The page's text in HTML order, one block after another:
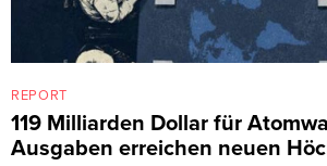
REPORT
119 Milliarden Dollar für
Ausgaben erreichen neuen